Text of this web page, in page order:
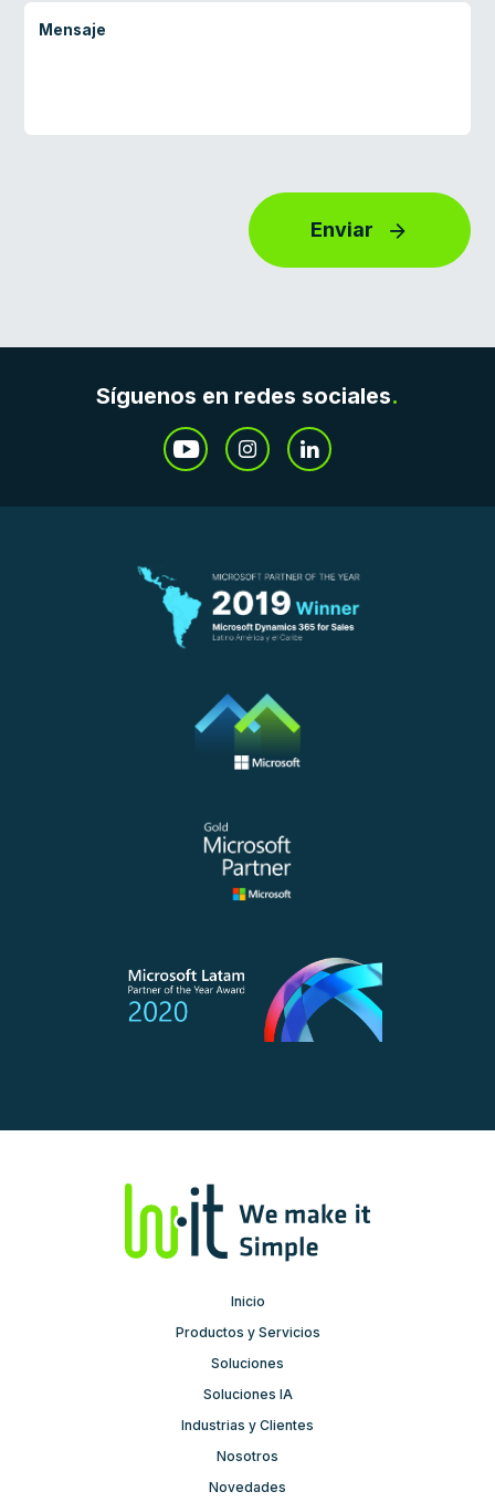
Enviar
Síguenos en redes sociales.
Inicio
Productos y Servicios
Soluciones
Soluciones IA
Industrias y Clientes
Nosotros
Novedades